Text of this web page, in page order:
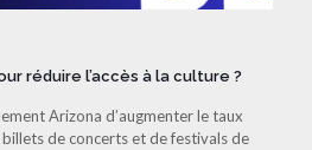
réduire l’accès à la culture ?
Arizona d’augmenter le taux
de concerts et de festivals de